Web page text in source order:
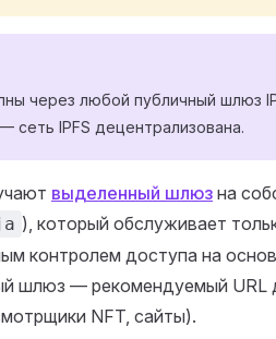
через любой публичный шлюз
сеть IPFS децентрализована.
выделенный шлюз на
), который обслуживает
контролем доступа на
шлюз — рекомендуемый URL
NFT, сайты).